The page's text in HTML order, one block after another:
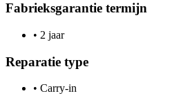
Fabrieksgarantie termijn
• 2 jaar
Reparatie type
• Carry-in